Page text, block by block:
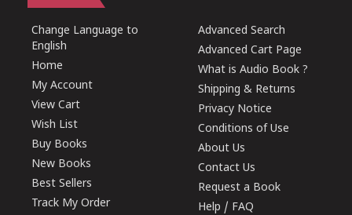
Change Language to
English
Home
My Account
View Cart
Wish List
Buy Books
New Books
Best Sellers
Track My Order
Advanced Search
Advanced Cart Page
What is Audio Book ?
Shipping & Returns
Privacy Notice
Conditions of Use
About Us
Contact Us
Request a Book
Help / FAQ